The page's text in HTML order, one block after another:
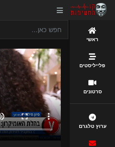
ראשי
פלייליסטים
סרטונים
ערוץ טלגרם